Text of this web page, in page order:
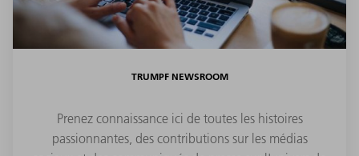
TRUMPF NEWSROOM
Prenez connaissance ici de toutes les histoires
passionnantes, des contributions sur les médias